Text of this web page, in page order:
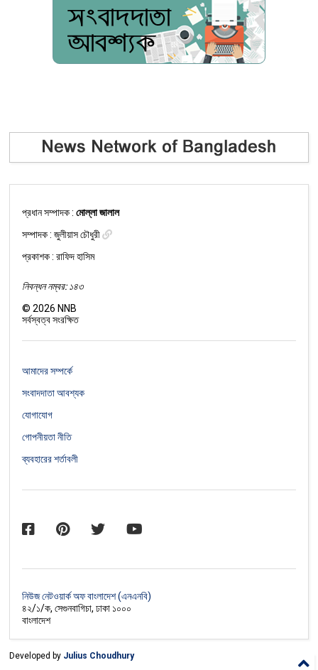
প্রধান সম্পাদক :মোল্লা জালাল
সম্পাদক :জুলীয়াস চৌধুরী
প্রকাশক : রাফিদ হাসিম
নিবন্ধন নম্বর: ১৪৩
©2026 NNB
সর্বস্বত্ব সংরক্ষিত
আমাদের সম্পর্কে
সংবাদদাতা আবশ্যক
যোগাযোগ
গোপনীয়তা নীতি
ব্যবহারের শর্তাবলী
নিউজ নেটওয়ার্ক অফ বাংলাদেশ (এনএনবি)
৪২/১/ক, সেগুনবাগিচা, ঢাকা ১০০০
বাংলাদেশ
Developed by Julius Choudhury